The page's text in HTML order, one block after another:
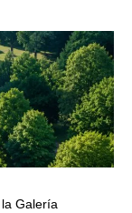
Galería